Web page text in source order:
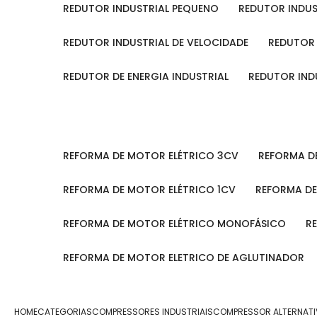
REDUTOR INDUSTRIAL PEQUENO REDUTOR
REDUTOR INDUSTRIAL DE VELOCIDADE
REDUTOR DE ENERGIA INDUSTRIAL REDUTOR
REFORMA DE MOTOR ELÉTRICO 3CV REFORMA
REFORMA DE MOTOR ELÉTRICO 1CV REFORMA
REFORMA DE MOTOR ELÉTRICO MONOFÁSICO
REFORMA DE MOTOR ELETRICO DE AGLUTINADOR
HOMECATEGORIASCOMPRESSORES INDUSTRIAISCOMPRESSOR